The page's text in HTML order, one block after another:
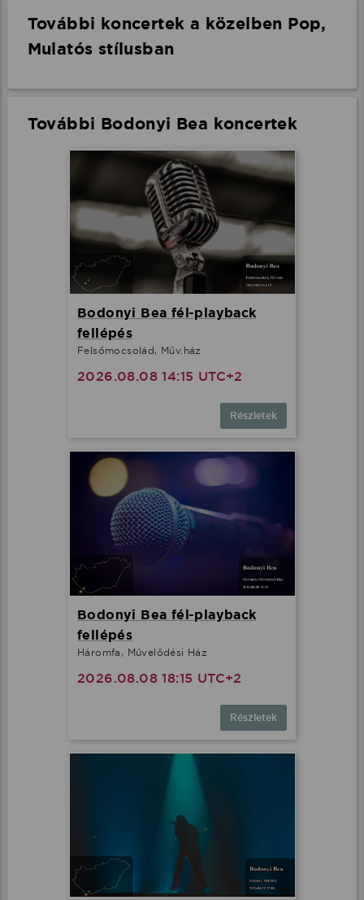
További koncertek a közelben Pop,
Mulatós stílusban
További Bodonyi Bea koncertek
Bodonyi Bea fél-playback
fellépés
Felsőmocsolád, Műv.ház
2026.08.08 14:15 UTC+2
Részletek
Bodonyi Bea fél-playback
fellépés
Háromfa, Művelődési Ház
2026.08.08 18:15 UTC+2
Részletek